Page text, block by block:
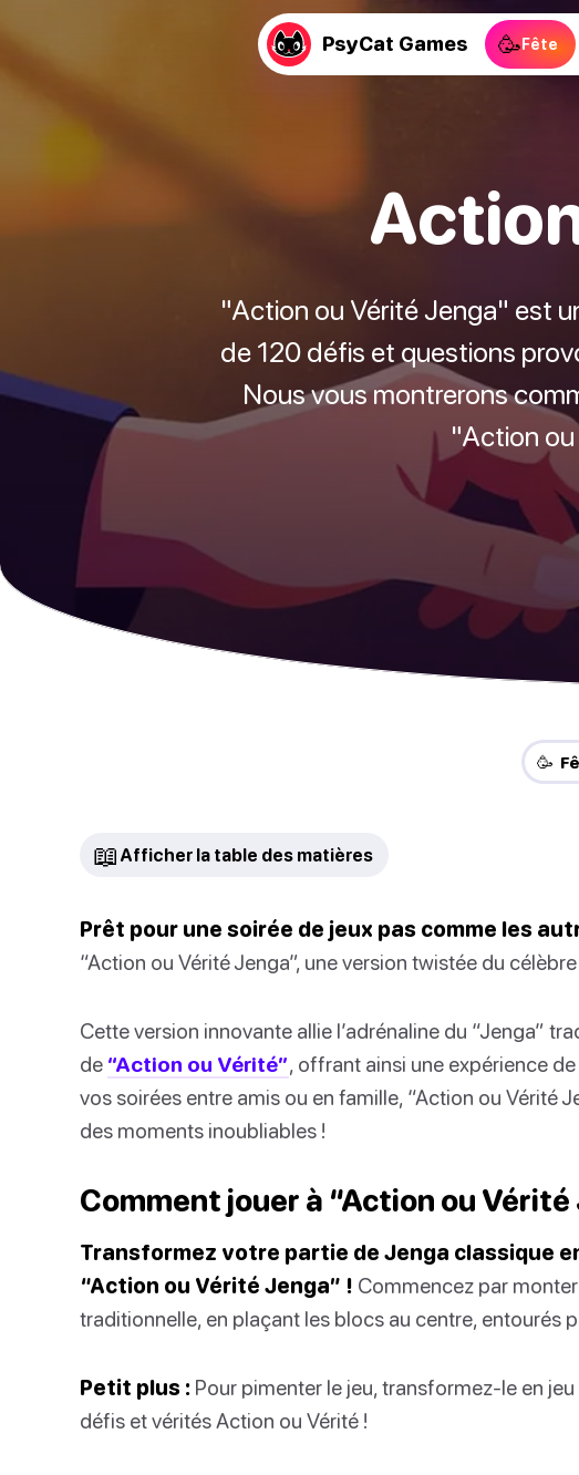
PsyCat Games 🥳Fête
"Action ou Vérité Jenga" est
de 120 défis et questions
Nous vous montrerons
"Action
🥳
📖 Afficher la table des matières
Prêt pour une soirée de jeux pas comme les
“Action ou Vérité Jenga”, une version twistée du
Cette version innovante allie l’adrénaline du “Jenga”
de “Action ou Vérité”, offrant ainsi une expérience
vos soirées entre amis ou en famille, “Action ou Vérité
des moments inoubliables !
Comment jouer à “Action ou Vérité
Transformez votre partie de Jenga classique
“Action ou Vérité Jenga” ! Commencez par
traditionnelle, en plaçant les blocs au centre, entourés
Petit plus : Pour pimenter le jeu, transformez-le en
défis et vérités Action ou Vérité !